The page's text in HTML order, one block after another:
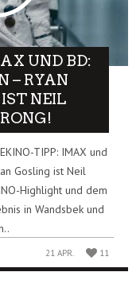
UND BD:
– RYAN
NEIL
TIPP: IMAX und
Gosling ist Neil
Highlight und dem
in Wandsbek und
21 APR. 11